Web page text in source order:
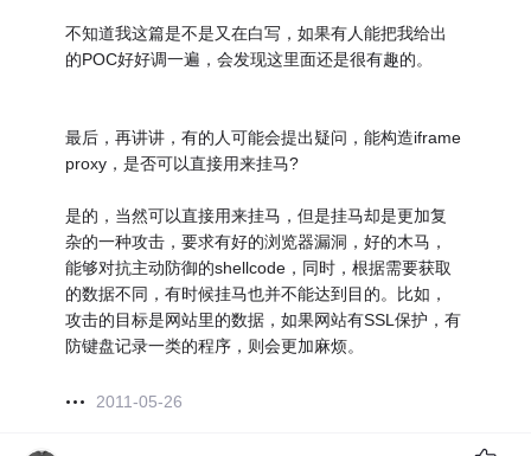
不知道我这篇是不是又在白写，如果有人能把我给出
的POC好好调一遍，会发现这里面还是很有趣的。
最后，再讲讲，有的人可能会提出疑问，能构造iframe
proxy，是否可以直接用来挂马?
是的，当然可以直接用来挂马，但是挂马却是更加复
杂的一种攻击，要求有好的浏览器漏洞，好的木马，
能够对抗主动防御的shellcode，同时，根据需要获取
的数据不同，有时候挂马也并不能达到目的。比如，
攻击的目标是网站里的数据，如果网站有SSL保护，有
防键盘记录一类的程序，则会更加麻烦。
2011-05-26